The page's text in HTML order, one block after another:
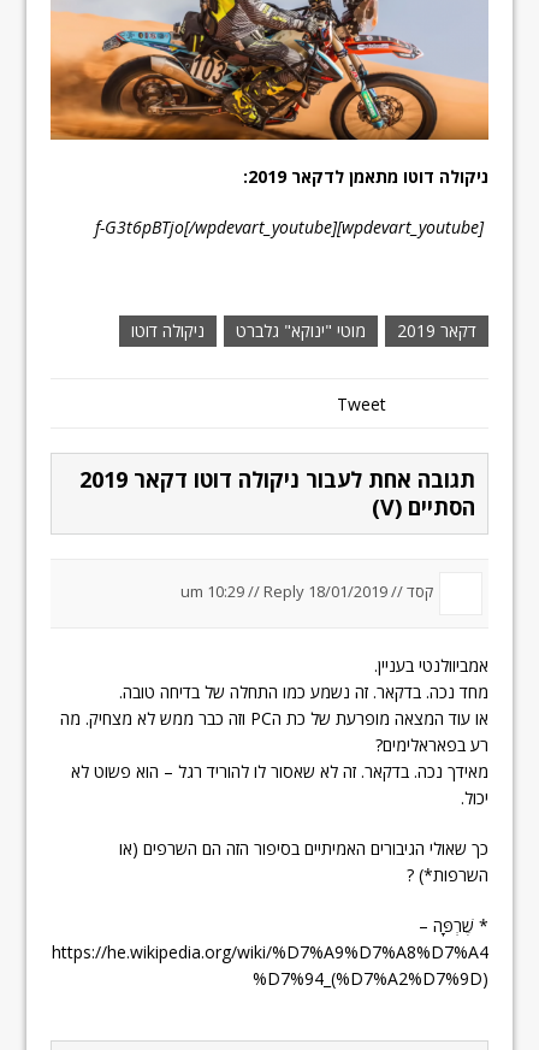
ניקולה דוטו מתאמן לדקאר 2019:
[wpdevart_youtube]f-G3t6pBTjo[/wpdevart_youtube]
דקאר 2019 מוטי "ינוקא" גלברט ניקולה דוטו
Tweet
תגובה אחת לעבור ניקולה דוטו דקאר 2019
הסתיים (V)
קסד //18/01/2019 um 10:29
//Reply
אמביוולנטי בעניין.
מחד נכה. בדקאר. זה נשמע כמו התחלה של בדיחה טובה.
או עוד המצאה מופרעת של כת הPC וזה כבר ממש לא מצחיק. מה
רע בפאראלימים?
מאידך נכה. בדקאר. זה לא שאסור לו להוריד רגל – הוא פשוט לא
יכול.
כך שאולי הגיבורים האמיתיים בסיפור הזה הם השרפים (או
השרפות*) ?
* שֶׁרְפָּה –
https://he.wikipedia.org/wiki/%D7%A9%D7%A8%D7%A4
%D7%94_(%D7%A2%D7%9D)